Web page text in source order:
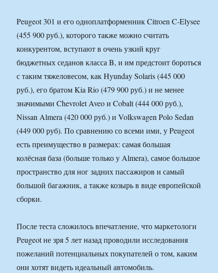
Peugeot 301 и его одноплатформенник Citroen C-Elysee
(455 900 руб.), которого также можно считать
конкурентом, вступают в очень узкий круг
бюджетных седанов класса B, и им предстоит бороться
с таким тяжеловесом, как Hyunday Solaris (445 000
руб.), его братом Kia Rio (479 900 руб.) и не менее
значимыми Chevrolet Aveo и Cobalt (444 000 руб.),
Nissan Almera (420 000 руб.) и Volkswagen Polo Sedan
(449 000 руб). По сравнению со всеми ими, у Peugeot
есть преимущество в размерах: самая большая
колёсная база (больше только у Almera), самое большое
пространство для ног задних пассажиров и самый
большой багажник, а также козырь в виде европейской
сборки.
После теста сложилось впечатление, что маркетологи
Peugeot не зря 5 лет назад проводили исследования
пожеланий потенциальных покупателей о том, каким
они хотят видеть идеальный автомобиль.